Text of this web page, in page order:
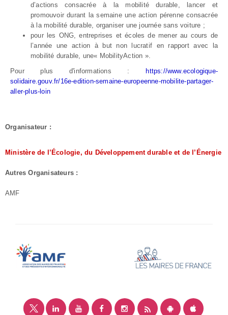
d’actions consacrée à la mobilité durable, lancer et
promouvoir durant la semaine une action pérenne consacrée
à la mobilité durable, organiser une journée sans voiture ;
pour les ONG, entreprises et écoles de mener au cours de
l’année une action à but non lucratif en rapport avec la
mobilité durable, une« MobilityAction ».
Pour plus d'informations :https://www.ecologique-
solidaire.gouv.fr/16e-edition-semaine-europeenne-mobilite-partager-
aller-plus-loin
Organisateur :
Ministère de l’Écologie, du Développement durable et de l’Énergie
Autres Organisateurs :
AMF